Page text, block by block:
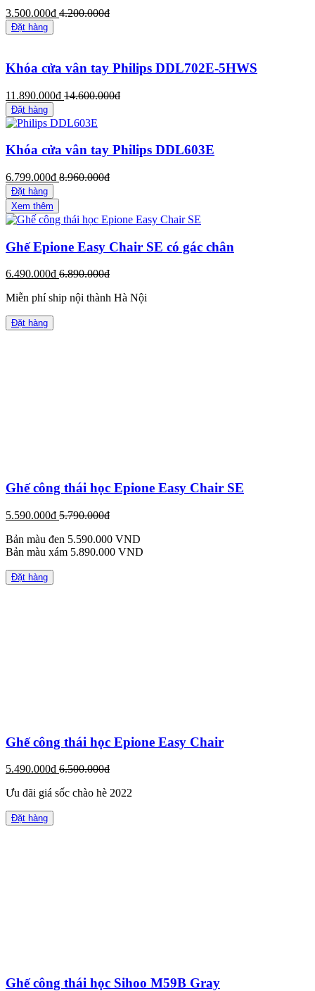
3.500.000đ 4.200.000đ
Đặt hàng
Khóa cửa vân tay Philips DDL702E-5HWS
11.890.000đ 14.600.000đ
Đặt hàng
Khóa cửa vân tay Philips DDL603E
6.799.000đ 8.960.000đ
Đặt hàng
Xem thêm
Ghế Epione Easy Chair SE có gác chân
6.490.000đ 6.890.000đ
Miễn phí ship nội thành Hà Nội
Đặt hàng
Ghế công thái học Epione Easy Chair SE
5.590.000đ 5.790.000đ
Bản màu đen 5.590.000 VND
Bản màu xám 5.890.000 VND
Đặt hàng
Ghế công thái học Epione Easy Chair
5.490.000đ 6.500.000đ
Ưu đãi giá sốc chào hè 2022
Đặt hàng
Ghế công thái học Sihoo M59B Gray